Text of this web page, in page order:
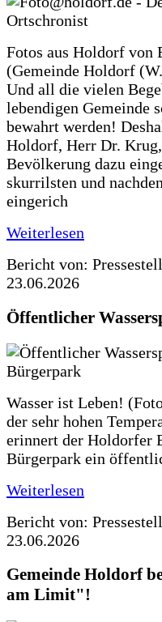
Fotos aus Holdorf von
(Gemeinde Holdorf
Und all die vielen
lebendigen Gemeinde
bewahrt werden!
Holdorf, Herr Dr.
Bevölkerung dazu
skurrilsten und
eingerich
Weiterlesen
Bericht von:
23.06.2026
Öffentlicher
Wasser ist Leben!
der sehr hohen
erinnert der Holdorfer
Bürgerpark ein
Weiterlesen
Bericht von:
23.06.2026
Gemeinde Holdorf
am Limit"!